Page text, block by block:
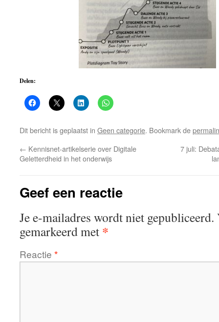
Delen:
Dit bericht is geplaatst in Geen categorie. Bookmark de
← Kennisnet-artikelserie over Digitale
Geletterdheid in het onderwijs
7 juli:
Geef een reactie
Je e-mailadres wordt niet gepubliceerd.
gemarkeerd met *
Reactie *